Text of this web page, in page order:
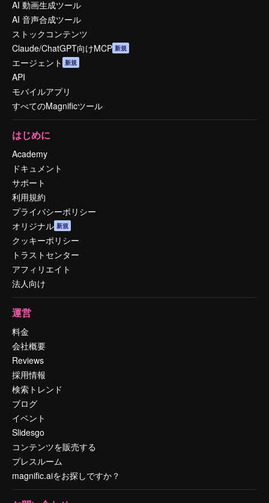
AI 動画生成ツール
AI 音声合成ツール
ストックコンテンツ
Claude/ChatGPT向けMCP 新規
エージェント 新規
API
モバイルアプリ
すべてのMagnificツール
はじめに
Academy
ドキュメント
サポート
利用規約
プライバシーポリシー
オリジナル 新規
クッキーポリシー
トラストセンター
アフィリエイト
法人向け
運営
料金
会社概要
Reviews
採用情報
検索トレンド
ブログ
イベント
Slidesgo
コンテンツを販売する
プレスルーム
magnific.aiをお探しですか？